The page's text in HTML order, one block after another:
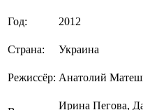
Год: 2012
Страна: Украина
Режиссёр: Анатолий
Ирина Пегова,